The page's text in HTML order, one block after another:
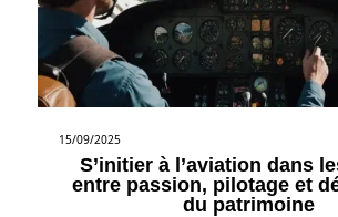
15/09/2025
S’initier à l’aviation dans
entre passion, pilotage et
du patrimoine